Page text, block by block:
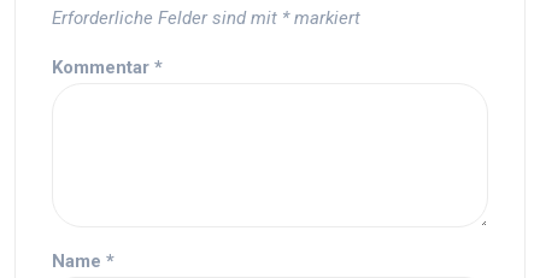
Erforderliche Felder sind mit *markiert
Kommentar *
Name *